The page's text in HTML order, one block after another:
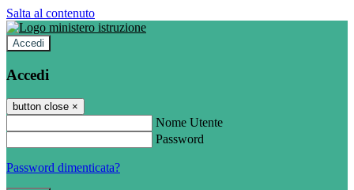
Salta al contenuto
Accedi
Accedi
button close ×
Nome Utente
Password
Password dimenticata?